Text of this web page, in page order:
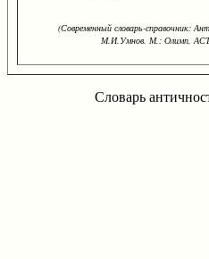
(Современный словарь-справочник:
М.И.Умнов. М.: Олимп,
Словарь